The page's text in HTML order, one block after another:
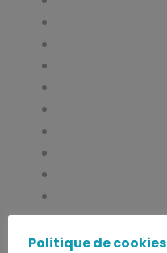
Politique de cookies